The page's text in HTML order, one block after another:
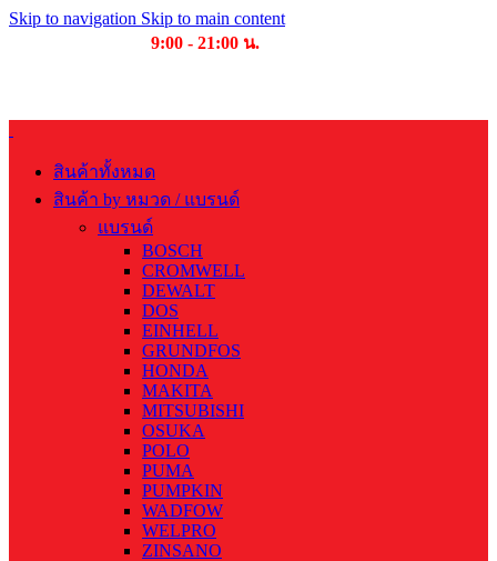
Skip to navigation Skip to main content
9:00 - 21:00 น.
สินค้าทั้งหมด
สินค้า by หมวด / แบรนด์
แบรนด์
BOSCH
CROMWELL
DEWALT
DOS
EINHELL
GRUNDFOS
HONDA
MAKITA
MITSUBISHI
OSUKA
POLO
PUMA
PUMPKIN
WADFOW
WELPRO
ZINSANO